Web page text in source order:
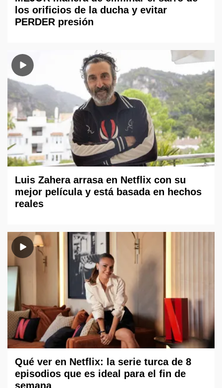
los orificios de la ducha y evitar
PERDER presión
Luis Zahera arrasa en Netflix con su
mejor película y está basada en hechos
reales
Qué ver en Netflix: la serie turca de 8
episodios que es ideal para el fin de
semana